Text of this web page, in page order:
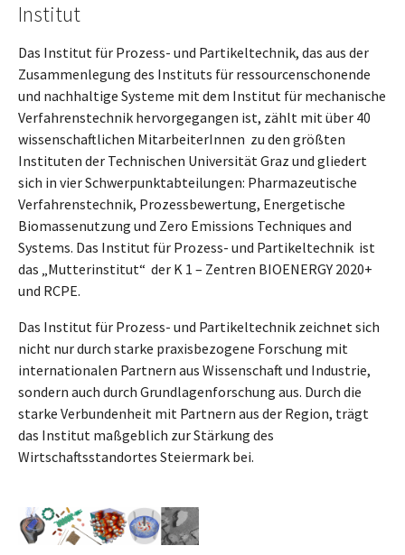
Institut
Das Institut für Prozess- und Partikeltechnik, das aus der
Zusammenlegung des Instituts für ressourcenschonende
und nachhaltige Systeme mit dem Institut für mechanische
Verfahrenstechnik hervorgegangen ist, zählt mit über 40
wissenschaftlichen MitarbeiterInnen zu den größten
Instituten der Technischen Universität Graz und gliedert
sich in vier Schwerpunktabteilungen: Pharmazeutische
Verfahrenstechnik, Prozessbewertung, Energetische
Biomassenutzung und Zero Emissions Techniques and
Systems. Das Institut für Prozess- und Partikeltechnik ist
das „Mutterinstitut“ der K 1 – Zentren BIOENERGY 2020+
und RCPE.
Das Institut für Prozess- und Partikeltechnik zeichnet sich
nicht nur durch starke praxisbezogene Forschung mit
internationalen Partnern aus Wissenschaft und Industrie,
sondern auch durch Grundlagenforschung aus. Durch die
starke Verbundenheit mit Partnern aus der Region, trägt
das Institut maßgeblich zur Stärkung des
Wirtschaftsstandortes Steiermark bei.